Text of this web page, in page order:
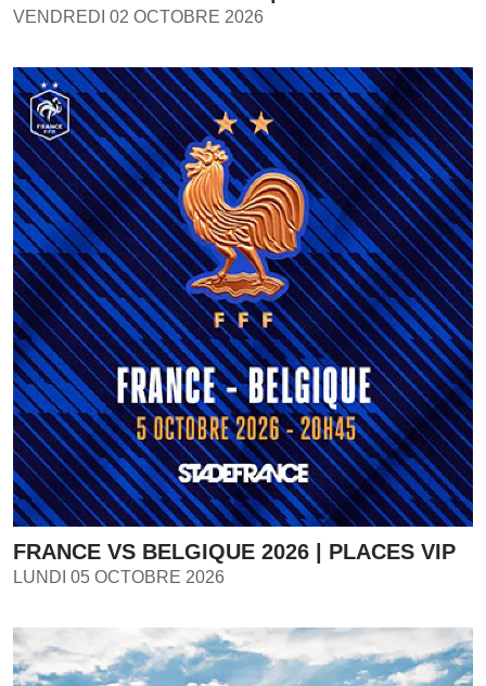
VENDREDI 02 OCTOBRE 2026
FRANCE VS BELGIQUE 2026 | PLACES VIP
LUNDI 05 OCTOBRE 2026